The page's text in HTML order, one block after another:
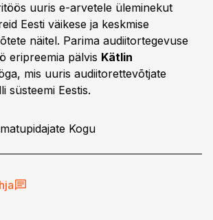
uuris e-arvetele üleminekut
Eesti väikese ja keskmise
näitel. Parima audiitortegevuse
eripreemia pälvis Kätlin
mis uuris audiitorettevõtjate
süsteemi Eestis.
Kogu